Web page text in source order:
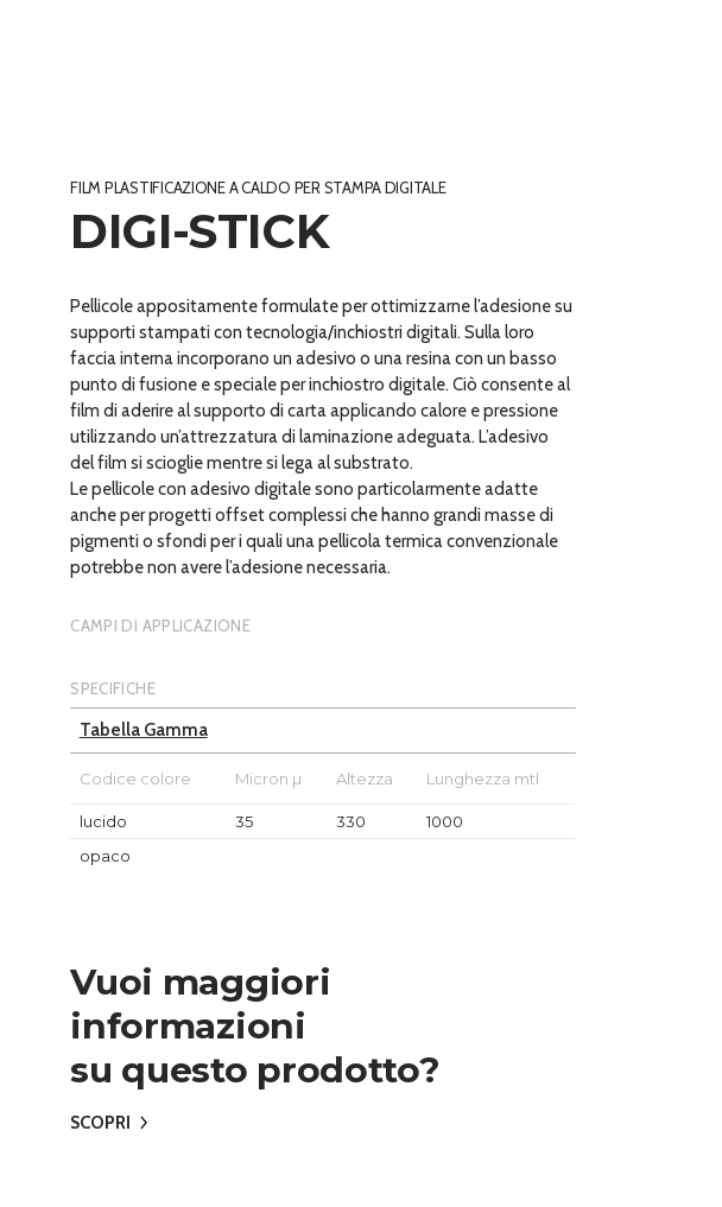
FILM PLASTIFICAZIONE A CALDO PER STAMPA DIGITALE
DIGI-STICK
Pellicole appositamente formulate per ottimizzarne l’adesione su
supporti stampati con tecnologia/inchiostri digitali. Sulla loro
faccia interna incorporano un adesivo o una resina con un basso
punto di fusione e speciale per inchiostro digitale. Ciò consente al
film di aderire al supporto di carta applicando calore e pressione
utilizzando un’attrezzatura di laminazione adeguata. L’adesivo
del film si scioglie mentre si lega al substrato.
Le pellicole con adesivo digitale sono particolarmente adatte
anche per progetti offset complessi che hanno grandi masse di
pigmenti o sfondi per i quali una pellicola termica convenzionale
potrebbe non avere l’adesione necessaria.
CAMPI DI APPLICAZIONE
SPECIFICHE
Tabella Gamma
Codice colore Micron µ Altezza Lunghezza mtl
lucido 35 330
1000
opaco
Vuoi maggiori
informazioni
su questo prodotto?
SCOPRI